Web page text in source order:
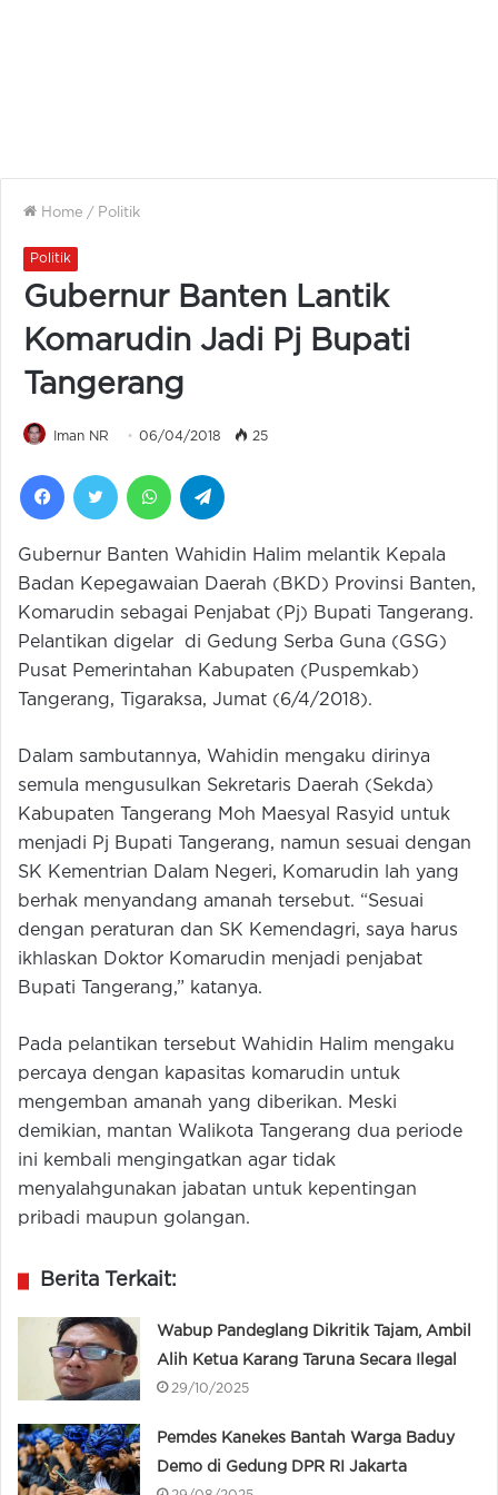
Home / Politik
Politik
Gubernur Banten Lantik
Komarudin Jadi Pj Bupati
Tangerang
Iman NR 06/04/2018 25
FacebookTwitter WhatsApp
Gubernur Banten Wahidin Halim melantik Kepala
Badan Kepegawaian Daerah (BKD) Provinsi Banten,
Komarudin sebagai Penjabat (Pj) Bupati Tangerang.
Pelantikan digelar di Gedung Serba Guna (GSG)
Pusat Pemerintahan Kabupaten (Puspemkab)
Tangerang, Tigaraksa, Jumat (6/4/2018).
Dalam sambutannya, Wahidin mengaku dirinya
semula mengusulkan Sekretaris Daerah (Sekda)
Kabupaten Tangerang Moh Maesyal Rasyid untuk
menjadi Pj Bupati Tangerang, namun sesuai dengan
SK Kementrian Dalam Negeri, Komarudin lah yang
berhak menyandang amanah tersebut. “Sesuai
dengan peraturan dan SK Kemendagri, saya harus
ikhlaskan Doktor Komarudin menjadi penjabat
Bupati Tangerang,” katanya.
Pada pelantikan tersebut Wahidin Halim mengaku
percaya dengan kapasitas komarudin untuk
mengemban amanah yang diberikan. Meski
demikian, mantan Walikota Tangerang dua periode
ini kembali mengingatkan agar tidak
menyalahgunakan jabatan untuk kepentingan
pribadi maupun golangan.
Berita Terkait:
Wabup Pandeglang Dikritik Tajam, Ambil
Alih Ketua Karang Taruna Secara Ilegal
29/10/2025
Pemdes Kanekes Bantah Warga Baduy
Demo di Gedung DPR RI Jakarta